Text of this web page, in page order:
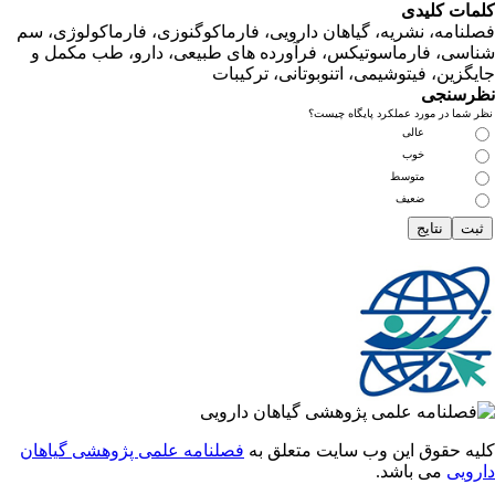
کلیدی
نشریه، گیاهان دارویی، فارماکوگنوزی، فارماکولوژی، سم
فارماسوتیکس، فرآورده های طبیعی، دارو، طب مکمل و
فیتوشیمی، اتنوبوتانی، ترکیبات
در مورد عملکرد پایگاه چیست؟
متوسط
ضعیف
حقوق این وب سایت متعلق بهفصلنامه علمی پژوهشی گیاهان
می باشد.